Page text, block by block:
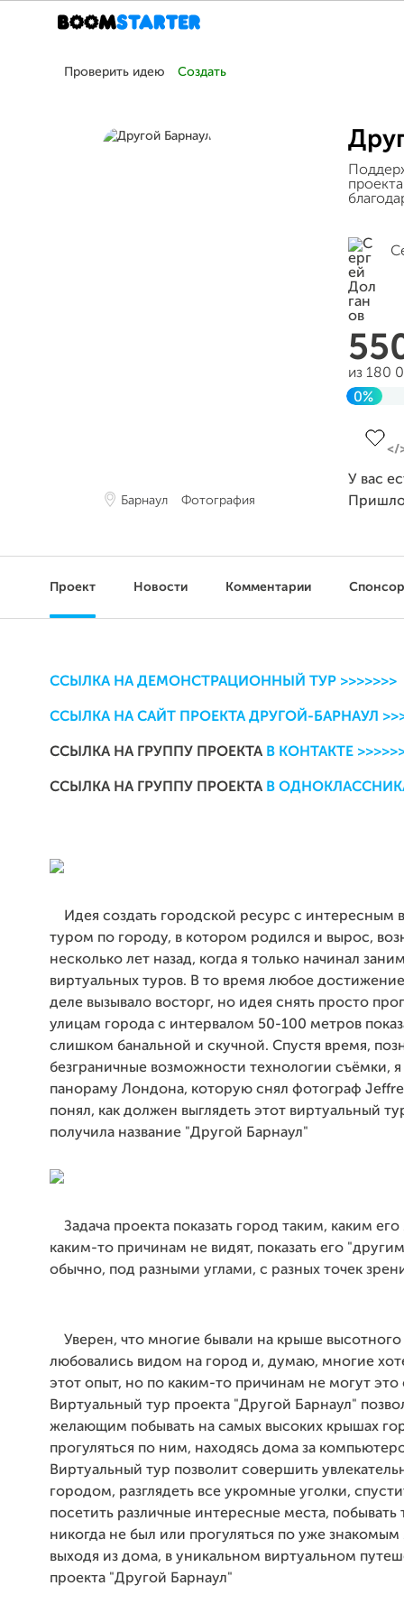
Проверить идею Создать
Барнаул Фотография
из 180
0%
У вас
Проект Новости Комментарии
ССЫЛКА НА ДЕМОНСТРАЦИОННЫЙ ТУР >>>>>>>
ССЫЛКА НА САЙТ ПРОЕКТА ДРУГОЙ-БАРНАУЛ
ССЫЛКА НА ГРУППУ ПРОЕКТА В КОНТАКТЕ
ССЫЛКА НА ГРУППУ ПРОЕКТА В
Идея создать городской ресурс с интересным
туром по городу, в котором родился и вырос,
несколько лет назад, когда я только начинал
виртуальных туров. В то время любое
деле вызывало восторг, но идея снять просто
улицам города с интервалом 50-100 метров
слишком банальной и скучной. Спустя время,
безграничные возможности технологии съёмки, я
панораму Лондона, которую снял фотограф
понял, как должен выглядеть этот виртуальный
получила название "Другой Барнаул"
Задача проекта показать город таким, каким
каким-то причинам не видят, показать его
обычно, под разными углами, с разных точек
Уверен, что многие бывали на крыше
любовались видом на город и, думаю, многие
этот опыт, но по каким-то причинам не могут это
Виртуальный тур проекта "Другой Барнаул"
желающим побывать на самых высоких крышах
прогуляться по ним, находясь дома за
Виртуальный тур позволит совершить
городом, разглядеть все укромные уголки,
посетить различные интересные места, побывать
никогда не был или прогуляться по уже
выходя из дома, в уникальном виртуальном
проекта "Другой Барнаул"